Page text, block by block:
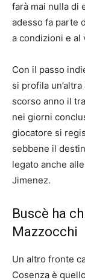
farà mai nulla di
adesso fa parte
a condizioni e al
Con il passo
si profila
scorso anno il
nei giorni
giocatore si
sebbene il
legato anche
Jimenez.
Buscè ha
Mazzocchi
Un altro fronte
Cosenza è